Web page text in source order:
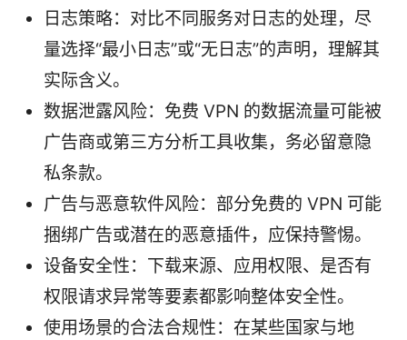
日志策略：对比不同服务对日志的处理，尽
量选择“最小日志”或“无日志”的声明，理解其
实际含义。
数据泄露风险：免费 VPN 的数据流量可能被
广告商或第三方分析工具收集，务必留意隐
私条款。
广告与恶意软件风险：部分免费的 VPN 可能
捆绑广告或潜在的恶意插件，应保持警惕。
设备安全性：下载来源、应用权限、是否有
权限请求异常等要素都影响整体安全性。
使用场景的合法合规性：在某些国家与地